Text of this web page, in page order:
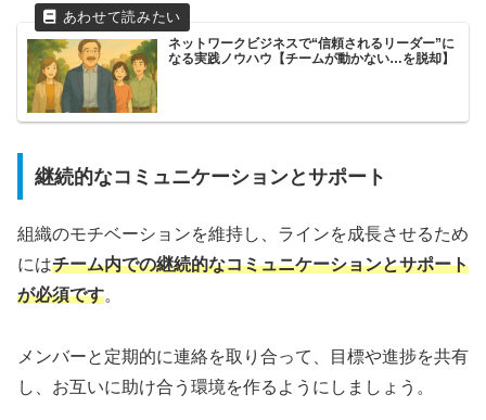
ネットワークビジネスで“信頼されるリーダー”に
なる実践ノウハウ【チームが動かない…を脱却】
継続的なコミュニケーションとサポート
組織のモチベーションを維持し、ラインを成長させるため
にはチーム内での継続的なコミュニケーションとサポート
が必須です。
メンバーと定期的に連絡を取り合って、目標や進捗を共有
し、お互いに助け合う環境を作るようにしましょう。